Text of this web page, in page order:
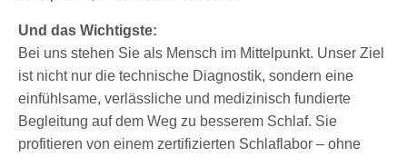
Und das Wichtigste:
Bei uns stehen Sie als Mensch im Mittelpunkt. Unser Ziel
ist nicht nur die technische Diagnostik, sondern eine
einfühlsame, verlässliche und medizinisch fundierte
Begleitung auf dem Weg zu besserem Schlaf. Sie
profitieren von einem zertifizierten Schlaflabor – ohne